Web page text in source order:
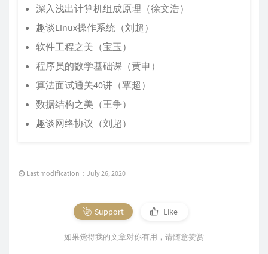
深入浅出计算机组成原理（徐文浩）
趣谈Linux操作系统（刘超）
软件工程之美（宝玉）
程序员的数学基础课（黄申）
算法面试通关40讲（覃超）
数据结构之美（王争）
趣谈网络协议（刘超）
Last modification：July 26, 2020
Support Like
如果觉得我的文章对你有用，请随意赞赏